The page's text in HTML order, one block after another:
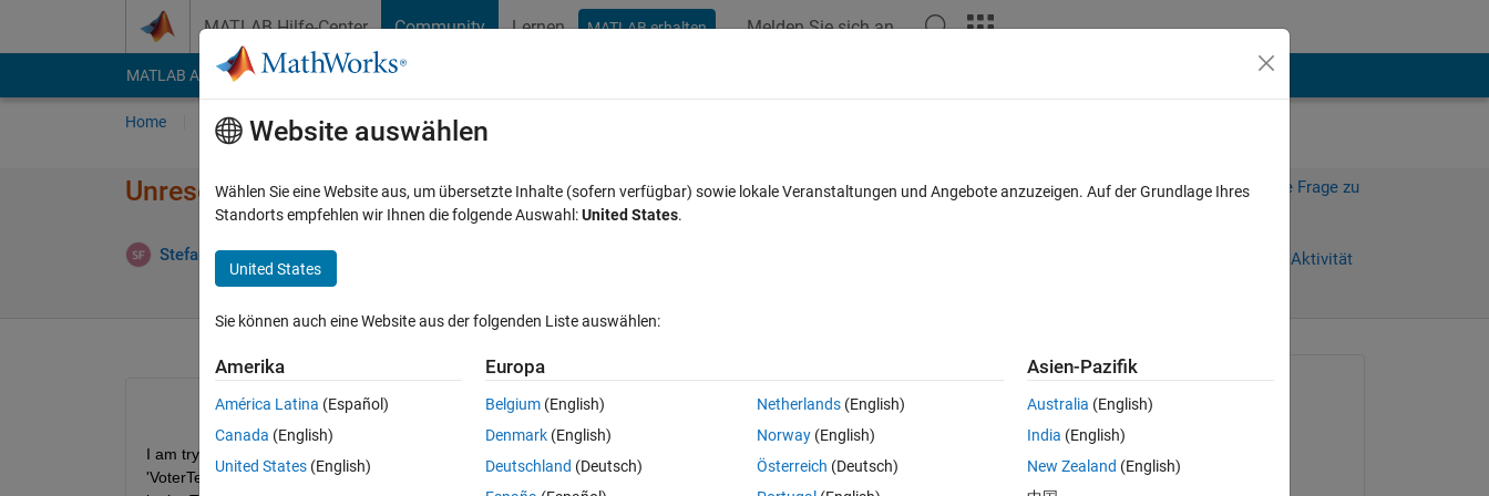
MATLAB Hilfe-Center Community Lernen MATLAB erhalten Melden Sie sich an
MATLAB Answers File Exchange Cody
Home Fragen Antworten Durchsuchen
Unresolved symbols in Test Sequence
Stefan Fluck 20 Jul. 2018
Melden Sie sich an, um diese Frage zu
Anmelden, um Aktivität
0 Stimmen
I am trying to design a test harness and when running it via the Test Manager, I always get an error message "Chart
'VoterTest_Harness1/Test Sequence' has unresolved symbols.". What exactly constitutes a "unresolved symbol"? I checked
Stefan Fluck
am 20 Jul. 2018
Website auswählen
Wählen Sie eine Website aus, um übersetzte Inhalte (sofern verfügbar) sowie lokale Veranstaltungen und Angebote anzuzeigen. Auf der Grundlage Ihres
Standorts empfehlen wir Ihnen die folgende Auswahl:United States.
United States
Sie können auch eine Website aus der folgenden Liste auswählen:
Amerika
América Latina (Español)
Canada (English)
United States (English)
Europa
Belgium (English)
Denmark (English)
Deutschland (Deutsch)
Netherlands(English)
Norway(English)
Österreich (Deutsch)
Asien-Pazifik
Australia (English)
India (English)
New Zealand (English)